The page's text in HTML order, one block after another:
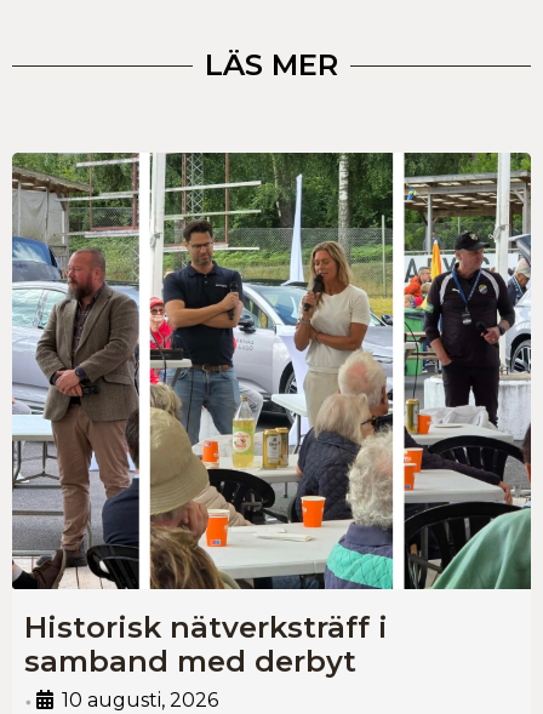
LÄS MER
Historisk nätverksträff i
samband med derbyt
•
10 augusti, 2026